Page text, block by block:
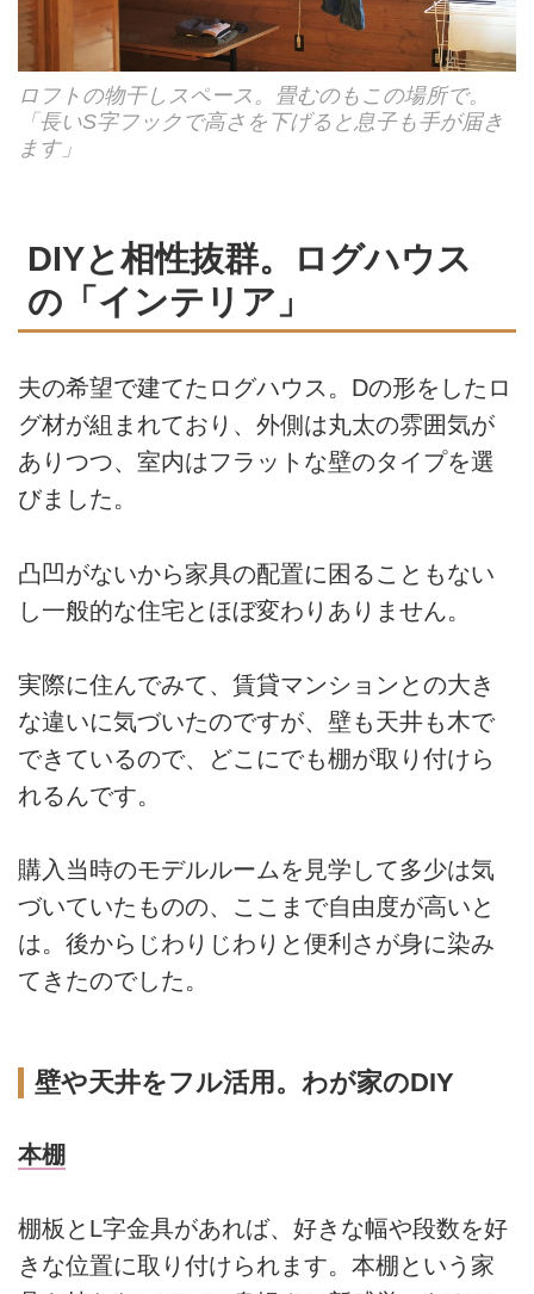
ロフトの物干しスペース。畳むのもこの場所で。
「長いS字フックで高さを下げると息子も手が届き
ます」
DIYと相性抜群。ログハウス
の「インテリア」
夫の希望で建てたログハウス。Dの形をしたロ
グ材が組まれており、外側は丸太の雰囲気が
ありつつ、室内はフラットな壁のタイプを選
びました。
凸凹がないから家具の配置に困ることもない
し一般的な住宅とほぼ変わりありません。
実際に住んでみて、賃貸マンションとの大き
な違いに気づいたのですが、壁も天井も木で
できているので、どこにでも棚が取り付けら
れるんです。
購入当時のモデルルームを見学して多少は気
づいていたものの、ここまで自由度が高いと
は。後からじわりじわりと便利さが身に染み
てきたのでした。
壁や天井をフル活用。わが家のDIY
本棚
棚板とL字金具があれば、好きな幅や段数を好
きな位置に取り付けられます。本棚という家